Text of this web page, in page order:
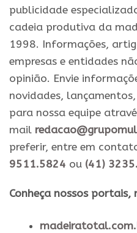
publicidade
cadeia produtiva da
1998. Informações,
empresas e entidades
opinião. Envie
novidades,
para nossa equipe
mail
preferir, entre em
9511.5824 ou (41)
​Conheça nossos ​portais,